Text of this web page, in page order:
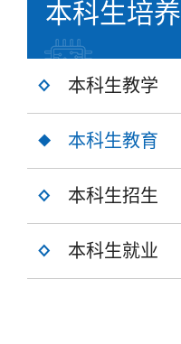
本科生培养
本科生教学
本科生教育
本科生招生
本科生就业